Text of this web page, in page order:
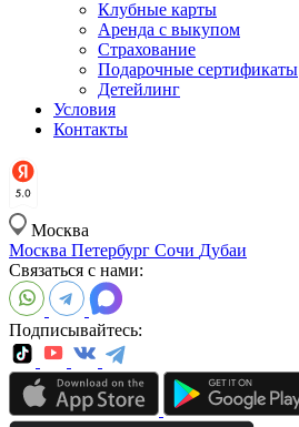
Клубные карты
Аренда с выкупом
Страхование
Подарочные сертификаты
Детейлинг
Условия
Контакты
Москва
Москва Петербург Сочи Дубаи
Связаться с нами:
Подписывайтесь: